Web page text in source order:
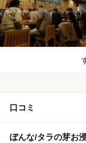
口コミ
ぼんな/タラの芽お